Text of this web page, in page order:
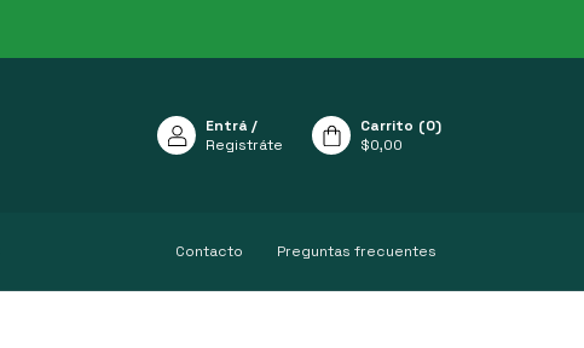
Entrá /
Registráte
Carrito (0)
$0,00
Contacto Preguntas frecuentes